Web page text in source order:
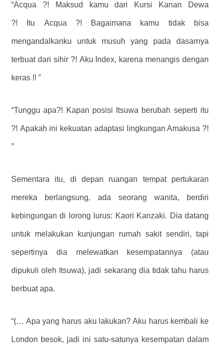
“Acqua ?! Maksud kamu dari Kursi Kanan Dewa
?! Itu Acqua ?! Bagaimana kamu tidak bisa
mengandalkanku untuk musuh yang pada dasarnya
terbuat dari sihir ?! Aku Index, karena menangis dengan
keras !! ”
“Tunggu apa?! Kapan posisi Itsuwa berubah seperti itu
?! Apakah ini kekuatan adaptasi lingkungan Amakusa ?!
”
Sementara itu, di depan ruangan tempat pertukaran
mereka berlangsung, ada seorang wanita, berdiri
kebingungan di lorong lurus: Kaori Kanzaki. Dia datang
untuk melakukan kunjungan rumah sakit sendiri, tapi
sepertinya dia melewatkan kesempatannya (atau
dipukuli oleh Itsuwa), jadi sekarang dia tidak tahu harus
berbuat apa.
“(… Apa yang harus aku lakukan? Aku harus kembali ke
London besok, jadi ini satu-satunya kesempatan dalam